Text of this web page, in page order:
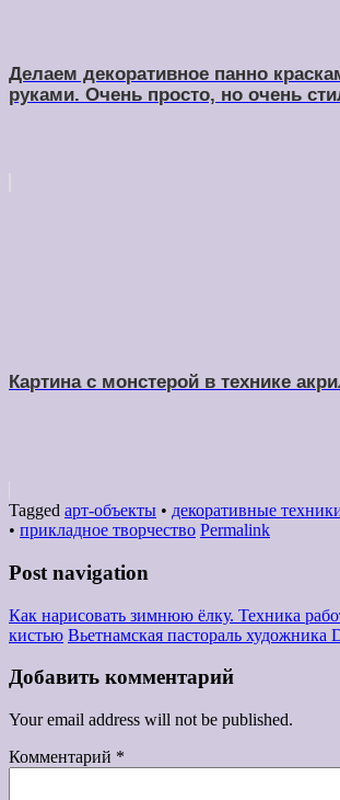
Делаем декоративное панно
руками. Очень просто, но очень
Картина с монстерой в технике
Tagged арт-объекты • декоративные
• прикладное творчество Permalink
Post navigation
Как нарисовать зимнюю ёлку. Техника
кистью Вьетнамская пастораль художника
Добавить комментарий
Your email address will not be published.
Комментарий *